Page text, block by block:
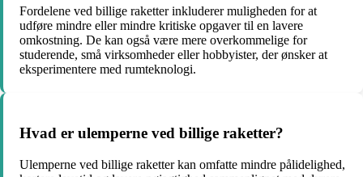
Fordelene ved billige raketter inkluderer muligheden for at
udføre mindre eller mindre kritiske opgaver til en lavere
omkostning. De kan også være mere overkommelige for
studerende, små virksomheder eller hobbyister, der ønsker at
eksperimentere med rumteknologi.
Hvad er ulemperne ved billige raketter?
Ulemperne ved billige raketter kan omfatte mindre pålidelighed,